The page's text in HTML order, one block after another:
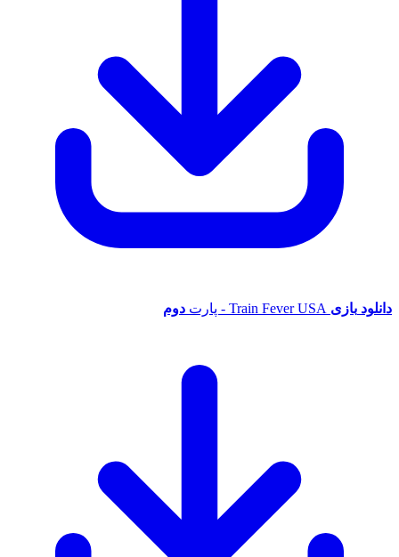
دانلود بازی Train Fever USA - پارت دوم